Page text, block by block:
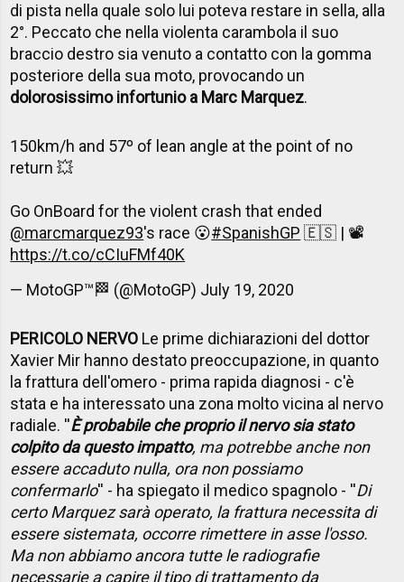
di pista nella quale solo lui poteva restare in sella, alla
2°. Peccato che nella violenta carambola il suo
braccio destro sia venuto a contatto con la gomma
posteriore della sua moto, provocando un
dolorosissimo infortunio a Marc Marquez.
150km/h and 57º of lean angle at the point of no
return 💥
Go OnBoard for the violent crash that ended
@marcmarquez93's race 😮#SpanishGP 🇪🇸 | 📽️
https://t.co/cCIuFMf40K
— MotoGP™🏁 (@MotoGP) July 19, 2020
PERICOLO NERVO Le prime dichiarazioni del dottor
Xavier Mir hanno destato preoccupazione, in quanto
la frattura dell'omero - prima rapida diagnosi - c'è
stata e ha interessato una zona molto vicina al nervo
radiale. ''È probabile che proprio il nervo sia stato
colpito da questo impatto, ma potrebbe anche non
essere accaduto nulla, ora non possiamo
confermarlo'' - ha spiegato il medico spagnolo - ''Di
certo Marquez sarà operato, la frattura necessita di
essere sistemata, occorre rimettere in asse l'osso.
Ma non abbiamo ancora tutte le radiografie
necessarie a capire il tipo di trattamento da